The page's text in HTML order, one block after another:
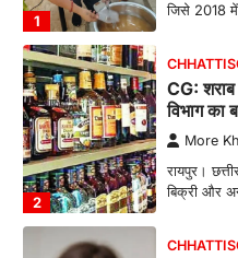
1
जिसे 2018
2
CG:
विभाग का
More
रायपुर।
बिक्री और